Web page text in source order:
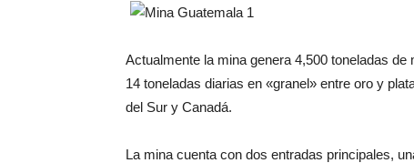
Actualmente la mina genera 4,500 toneladas
14 toneladas diarias en «granel» entre oro y
del Sur y Canadá.
La mina cuenta con dos entradas principales,